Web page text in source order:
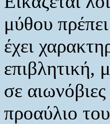
μύθου
έχει
επιβλητική,
σε
προαύλιο